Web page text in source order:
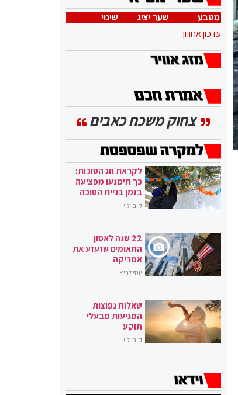
מטבע שער יציג
שינוי
עדכון אחרון:
צחוק משכח כאבים
לקראת חג הסוכות:
כך תימנעו מפציעה
בזמן בניית הסוכה
קובי לוי
22 שנה לאסון
התאומים שזעזע את
אמריקה
יוסי לביא
שאלות נפוצות
המגיעות מבעלי
תוקע
קובי לוי